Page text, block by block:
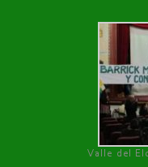
Valle del